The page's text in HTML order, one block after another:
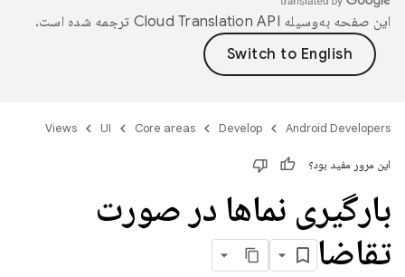
این صفحه به‌وسیله ترجمه شده است.
Android Developers
Develop
Core areas
UI
Views
این مرور مفید بود؟
بارگیری نماها در صورت
تقاضا